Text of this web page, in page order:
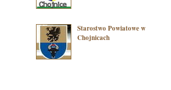
Starostwo Powiatowe w
Chojnicach